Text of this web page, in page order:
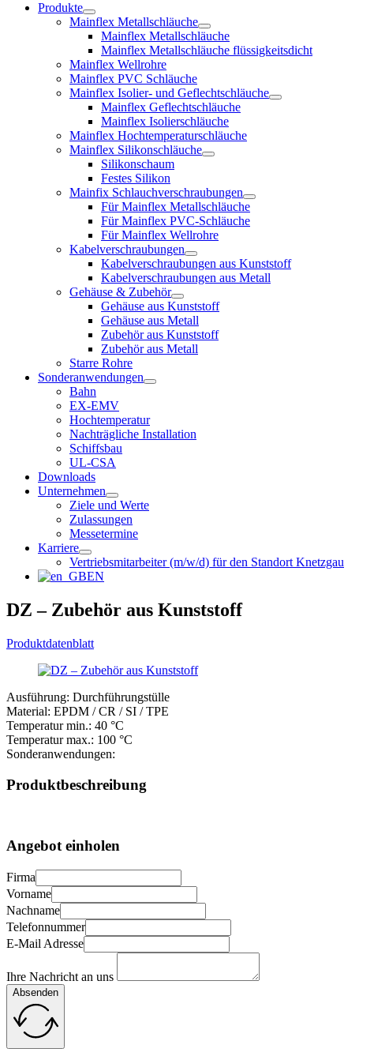
Produkte
Mainflex Metallschläuche
Mainflex Metallschläuche
Mainflex Metallschläuche flüssigkeitsdicht
Mainflex Wellrohre
Mainflex PVC Schläuche
Mainflex Isolier- und Geflechtschläuche
Mainflex Geflechtschläuche
Mainflex Isolierschläuche
Mainflex Hochtemperaturschläuche
Mainflex Silikonschläuche
Silikonschaum
Festes Silikon
Mainfix Schlauchverschraubungen
Für Mainflex Metallschläuche
Für Mainflex PVC-Schläuche
Für Mainflex Wellrohre
Kabelverschraubungen
Kabelverschraubungen aus Kunststoff
Kabelverschraubungen aus Metall
Gehäuse & Zubehör
Gehäuse aus Kunststoff
Gehäuse aus Metall
Zubehör aus Kunststoff
Zubehör aus Metall
Starre Rohre
Sonderanwendungen
Bahn
EX-EMV
Hochtemperatur
Nachträgliche Installation
Schiffsbau
UL-CSA
Downloads
Unternehmen
Ziele und Werte
Zulassungen
Messetermine
Karriere
Vertriebsmitarbeiter (m/w/d) für den Standort Knetzgau
EN
DZ – Zubehör aus Kunststoff
Produktdatenblatt
Ausführung: Durchführungstülle
Material: EPDM / CR / SI / TPE
Temperatur min.: 40 °C
Temperatur max.: 100 °C
Sonderanwendungen:
Produktbeschreibung
Angebot einholen
Firma
Vorname
Nachname
Telefonnummer
E-Mail Adresse
Ihre Nachricht an uns
Absenden